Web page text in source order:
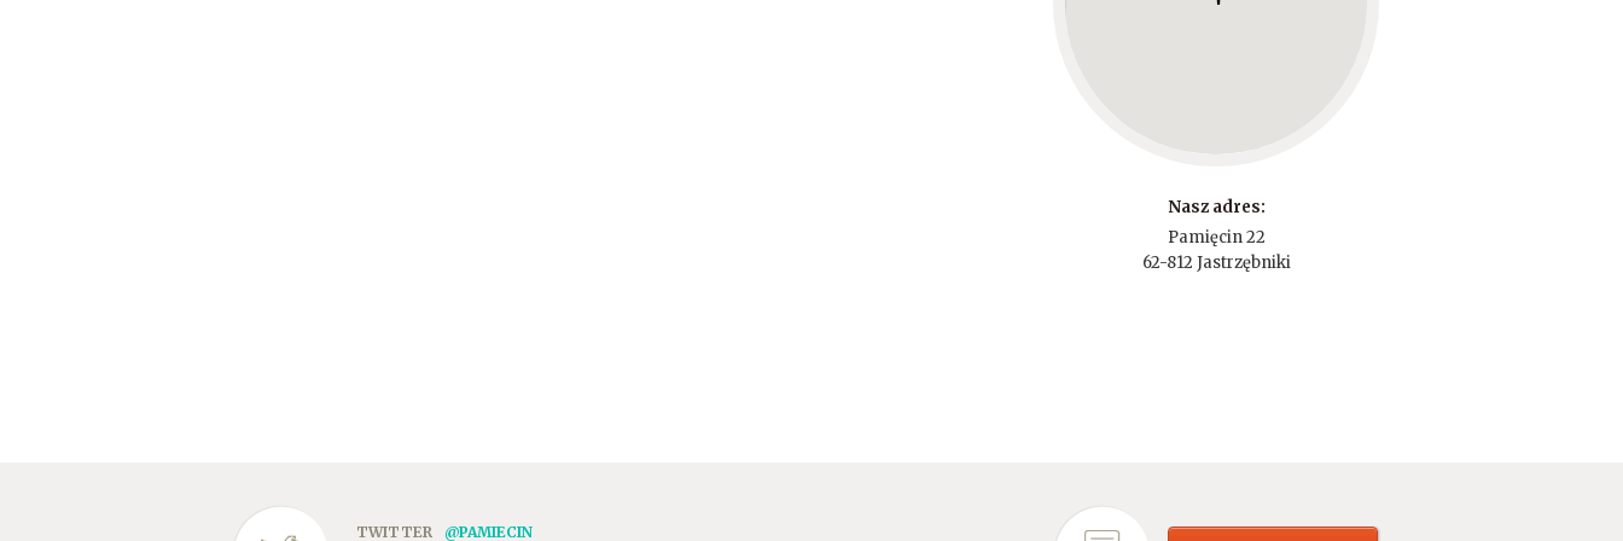
Nasz adres:
Pamięcin 22
62-812 Jastrzębniki
TWITTER @PAMIECIN